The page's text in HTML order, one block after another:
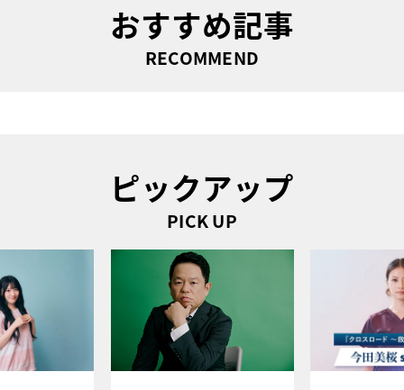
おすすめ記事
RECOMMEND
ピックアップ
PICK UP